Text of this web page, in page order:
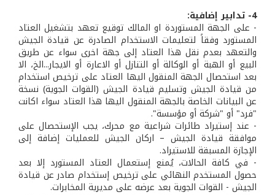
4- تدابير إضافية:
- على الجهة المستوردة او المالك توقيع تعهد بتشغيل العتاد
المستورد وفقاً لتعليمات الاستخدام الصادرة عن قيادة الجيش
والتعهد بعدم نقل هذا العتاد إلى جهة اخرى سواء عن طريق
البيع أو الهبة أو الوكالة أو التنازل أو الاعارة أو الايجار...الخ، الا
بعد استحصال الجهة المنقول اليها العتاد على ترخيص استخدام
من قيادة الجيش وتسليم قيادة الجيش (القوات الجوية) نسخة
عن البيانات الخاصة بالجهة المنقول اليها هذا العتاد سواء اكانت
"فرد" أو "شركة أو مؤسسة".
- عند إستيراد طائرات شراعية مع محرك، يجب الإستحصال على
موافقة قيادة الجيش – اركان الجيش للعمليات إضافة إلى
الإجازة المسبقة للاستيراد.
- في كافة الحالات، يُمنع إستعمال العتاد المستورد إلا بعد
حصول المستخدم النهائي على ترخيص إستخدام صادر عن قيادة
الجيش - القوات الجوية بعد عرضه على مديرية المخابرات.